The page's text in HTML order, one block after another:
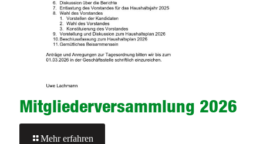
Mitgliederversammlung 2026
Mehr erfahren